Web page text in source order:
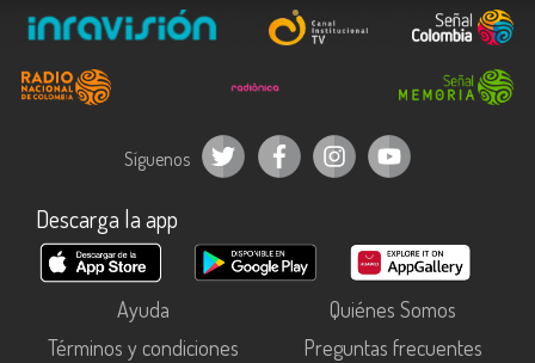
Síguenos
Descarga la app
Ayuda
Quiénes Somos
Términos y condiciones
Preguntas frecuentes